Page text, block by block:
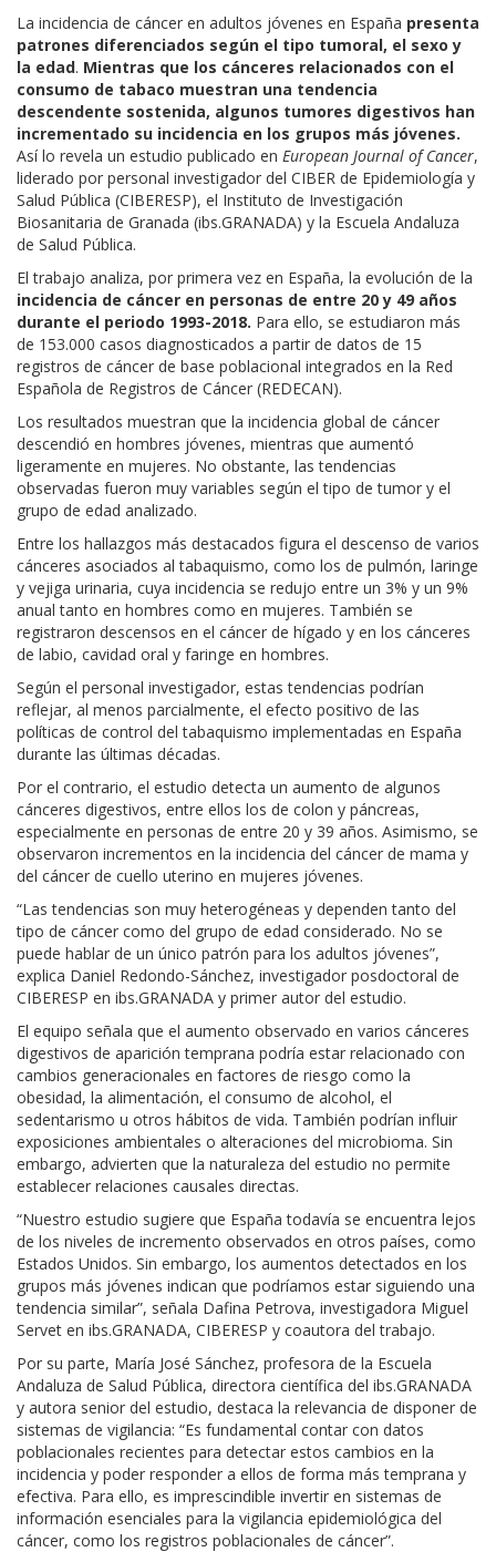
La incidencia de cáncer en adultos jóvenes en España presenta
patrones diferenciados según el tipo tumoral, el sexo y
la edad. Mientras que los cánceres relacionados con el
consumo de tabaco muestran una tendencia
descendente sostenida, algunos tumores digestivos han
incrementado su incidencia en los grupos más jóvenes.
Así lo revela un estudio publicado en European Journal of Cancer,
liderado por personal investigador del CIBER de Epidemiología y
Salud Pública (CIBERESP), el Instituto de Investigación
Biosanitaria de Granada (ibs.GRANADA) y la Escuela Andaluza
de Salud Pública.
El trabajo analiza, por primera vez en España, la evolución de la
incidencia de cáncer en personas de entre 20 y 49 años
durante el periodo 1993-2018. Para ello, se estudiaron más
de 153.000 casos diagnosticados a partir de datos de 15
registros de cáncer de base poblacional integrados en la Red
Española de Registros de Cáncer (REDECAN).
Los resultados muestran que la incidencia global de cáncer
descendió en hombres jóvenes, mientras que aumentó
ligeramente en mujeres. No obstante, las tendencias
observadas fueron muy variables según el tipo de tumor y el
grupo de edad analizado.
Entre los hallazgos más destacados figura el descenso de varios
cánceres asociados al tabaquismo, como los de pulmón, laringe
y vejiga urinaria, cuya incidencia se redujo entre un 3% y un 9%
anual tanto en hombres como en mujeres. También se
registraron descensos en el cáncer de hígado y en los cánceres
de labio, cavidad oral y faringe en hombres.
Según el personal investigador, estas tendencias podrían
reflejar, al menos parcialmente, el efecto positivo de las
políticas de control del tabaquismo implementadas en España
durante las últimas décadas.
Por el contrario, el estudio detecta un aumento de algunos
cánceres digestivos, entre ellos los de colon y páncreas,
especialmente en personas de entre 20 y 39 años. Asimismo, se
observaron incrementos en la incidencia del cáncer de mama y
del cáncer de cuello uterino en mujeres jóvenes.
“Las tendencias son muy heterogéneas y dependen tanto del
tipo de cáncer como del grupo de edad considerado. No se
puede hablar de un único patrón para los adultos jóvenes”,
explica Daniel Redondo-Sánchez, investigador posdoctoral de
CIBERESP en ibs.GRANADA y primer autor del estudio.
El equipo señala que el aumento observado en varios cánceres
digestivos de aparición temprana podría estar relacionado con
cambios generacionales en factores de riesgo como la
obesidad, la alimentación, el consumo de alcohol, el
sedentarismo u otros hábitos de vida. También podrían influir
exposiciones ambientales o alteraciones del microbioma. Sin
embargo, advierten que la naturaleza del estudio no permite
establecer relaciones causales directas.
“Nuestro estudio sugiere que España todavía se encuentra lejos
de los niveles de incremento observados en otros países, como
Estados Unidos. Sin embargo, los aumentos detectados en los
grupos más jóvenes indican que podríamos estar siguiendo una
tendencia similar”, señala Dafina Petrova, investigadora Miguel
Servet en ibs.GRANADA, CIBERESP y coautora del trabajo.
Por su parte, María José Sánchez, profesora de la Escuela
Andaluza de Salud Pública, directora científica del ibs.GRANADA
y autora senior del estudio, destaca la relevancia de disponer de
sistemas de vigilancia: “Es fundamental contar con datos
poblacionales recientes para detectar estos cambios en la
incidencia y poder responder a ellos de forma más temprana y
efectiva. Para ello, es imprescindible invertir en sistemas de
información esenciales para la vigilancia epidemiológica del
cáncer, como los registros poblacionales de cáncer”.